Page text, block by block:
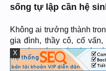
sống tự lập cần hệ
Không ai trưởng thành
gia đình, thầy cô, cố
chuyên môn. Vấn đề là
lập hơn, không làm bạn lệ
X